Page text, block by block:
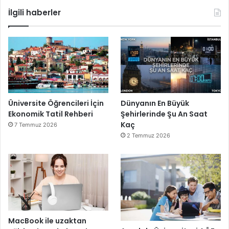
İlgili haberler
Üniversite Öğrencileri İçin
Ekonomik Tatil Rehberi
7 Temmuz 2026
Dünyanın En Büyük
Şehirlerinde Şu An Saat
Kaç
2 Temmuz 2026
MacBook ile uzaktan